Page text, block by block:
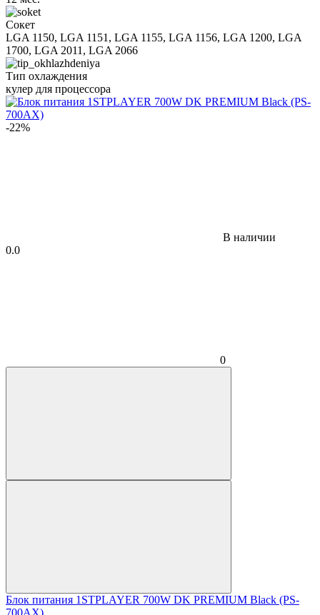
Сокет
LGA 1150, LGA 1151, LGA 1155, LGA 1156, LGA 1200, LGA
1700, LGA 2011, LGA 2066
Тип охлаждения
кулер для процессора
-22%
В наличии
0.0
0
Блок питания 1STPLAYER 700W DK PREMIUM Black (PS-